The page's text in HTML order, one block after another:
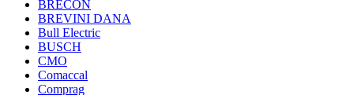
BRECON
BREVINI DANA
Bull Electric
BUSCH
CMO
Comaccal
Comprag